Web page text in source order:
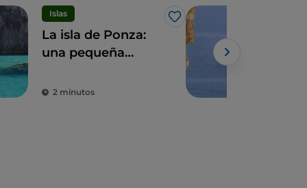
Islas
Me gusta
La isla de Ponza:
una pequeña
2 minutos